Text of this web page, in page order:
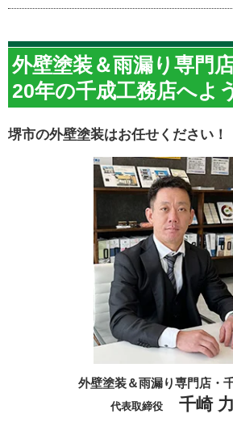
外壁塗装＆雨漏り専門
20年の千成工務店へよ
堺市の外壁塗装はお任せください！
外壁塗装＆雨漏り専門店・
代表取締役 千崎